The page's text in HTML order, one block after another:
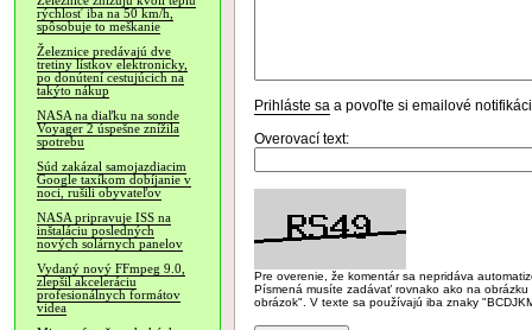
rýchlosť iba na 50 km/h,
spôsobuje to meškanie
Železnice predávajú dve
tretiny lístkov elektronicky,
po donútení cestujúcich na
takýto nákup
NASA na diaľku na sonde
Voyager 2 úspešne znížila
spotrebu
Súd zakázal samojazdiacim
Google taxíkom dobíjanie v
noci, rušili obyvateľov
NASA pripravuje ISS na
inštaláciu posledných
nových solárnych panelov
Vydaný nový FFmpeg 9.0,
zlepšil akceleráciu
profesionálnych formátov
videa
Prihláste sa a povoľte si emailové
Overovací text:
Pre overenie, že komentár sa nepridáva
Písmená musíte zadávať rovnako ako na
obrázok". V texte sa používajú iba znaky